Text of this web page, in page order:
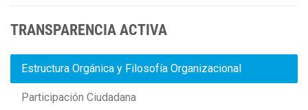
TRANSPARENCIA ACTIVA
Estructura Orgánica y Filosofía Organizacional
Participación Ciudadana